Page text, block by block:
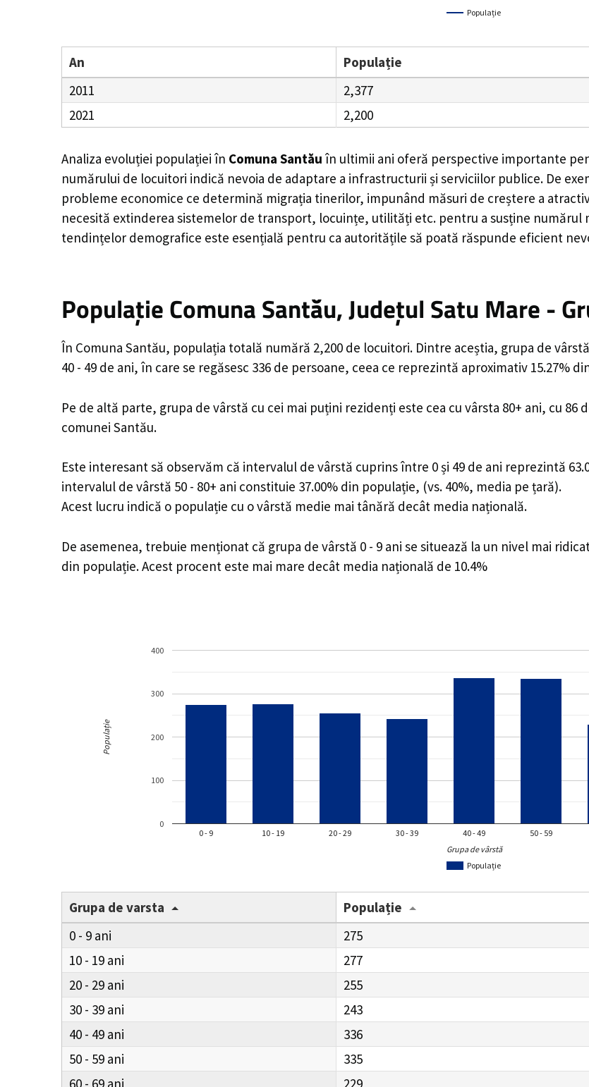
Populație
An Populație
2011
2,377
2021
2,200
Analiza evoluției populației în Comuna Santău în ultimii ani oferă perspective importante
numărului de locuitori indică nevoia de adaptare a infrastructurii și serviciilor publice. De
probleme economice ce determină migrația tinerilor, impunând măsuri de creștere a
necesită extinderea sistemelor de transport, locuințe, utilități etc. pentru a susține numărul
tendințelor demografice este esențială pentru ca autoritățile să poată răspunde eficient
Populație Comuna Santău, Județul Satu Mare -
În Comuna Santău, populația totală numără 2,200 de locuitori. Dintre aceștia, grupa de
40 - 49 de ani, în care se regăsesc 336 de persoane, ceea ce reprezintă aproximativ 15.27%
Pe de altă parte, grupa de vârstă cu cei mai puțini rezidenți este cea cu vârsta 80+ ani, cu 86
comunei Santău.
Este interesant să observăm că intervalul de vârstă cuprins între 0 și 49 de ani reprezintă
intervalul de vârstă 50 - 80+ ani constituie 37.00% din populație, (vs. 40%, media pe țară).
Acest lucru indică o populație cu o vârstă medie mai tânără decât media națională.
De asemenea, trebuie menționat că grupa de vârstă 0 - 9 ani se situează la un nivel mai
din populație. Acest procent este mai mare decât media națională de 10.4%
Populație
0 - 9 10 - 19 20 - 29 30 - 39 40 - 49 50 - 59
0
100
200
300
400
Grupa de vârstă
Populație
Grupa de varsta Populație
0 - 9
275
10 - 19
277
20 - 29
255
30 - 39
243
40 - 49
336
50 - 59
335